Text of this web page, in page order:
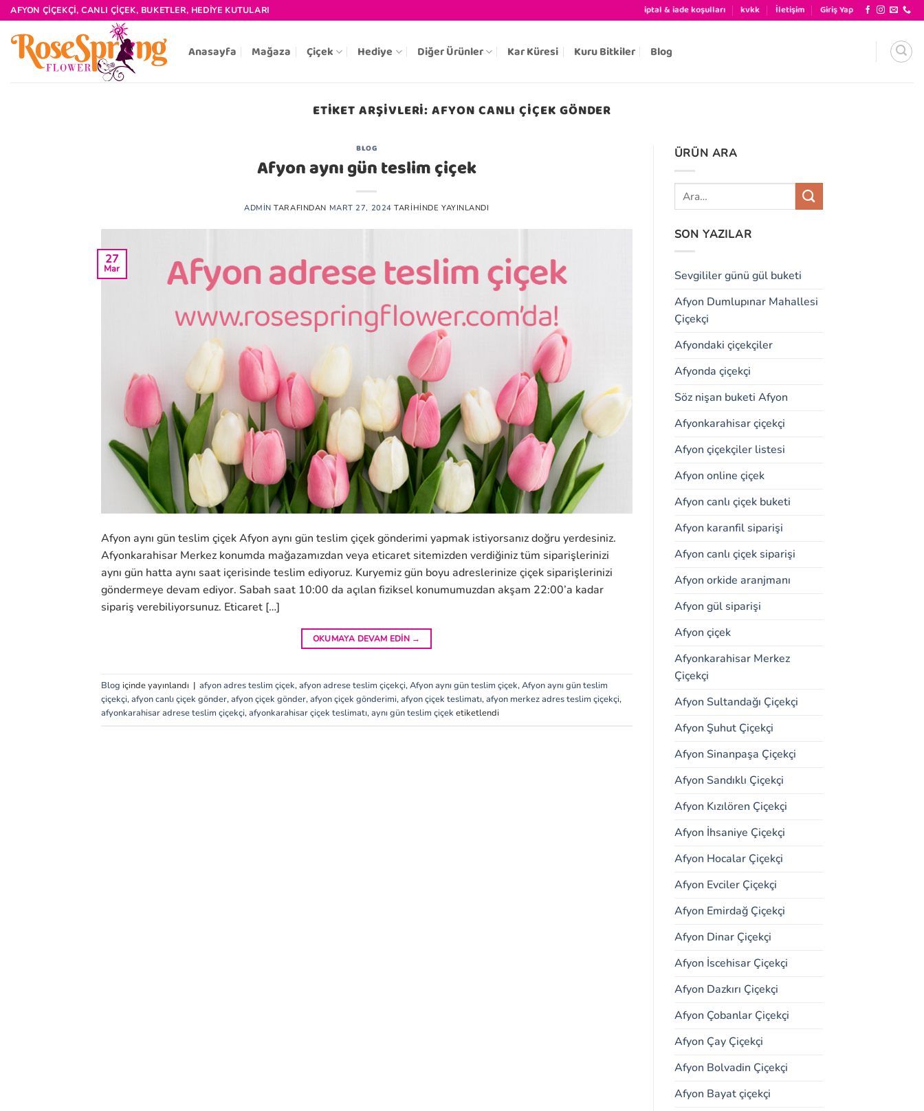
İçeriğe
atla
AFYON ÇIÇEKÇI, CANLI ÇIÇEK, BUKETLER, HEDIYE KUTULARI iptal & iade koşulları kvkk İletişim Giriş Yap
Anasayfa Mağaza Çiçek Hediye Diğer Ürünler Kar Küresi Kuru Bitkiler Blog
ETIKET ARŞIVLERI:AFYON CANLI ÇIÇEK GÖNDER
BLOG
Afyon aynı gün teslim çiçek
ADMIN TARAFINDAN MART 27, 2024 TARIHINDE YAYINLANDI
27
Mar
Afyon aynı gün teslim çiçek Afyon aynı gün teslim çiçek gönderimi yapmak istiyorsanız doğru yerdesiniz.
Afyonkarahisar Merkez konumda mağazamızdan veya eticaret sitemizden verdiğiniz tüm siparişlerinizi
aynı gün hatta aynı saat içerisinde teslim ediyoruz. Kuryemiz gün boyu adreslerinize çiçek siparişlerinizi
göndermeye devam ediyor. Sabah saat 10:00 da açılan fiziksel konumumuzdan akşam 22:00’a kadar
sipariş verebiliyorsunuz. Eticaret […]
OKUMAYA DEVAM EDIN →
Blog içinde yayınlandı | afyon adres teslim çiçek,afyon adrese teslim çiçekçi,Afyon aynı gün teslim çiçek,Afyon aynı gün teslim
çiçekçi,afyon canlı çiçek gönder,afyon çiçek gönder,afyon çiçek gönderimi,afyon çiçek teslimatı,afyon merkez adres teslim çiçekçi,
afyonkarahisar adrese teslim çiçekçi,afyonkarahisar çiçek teslimatı,aynı gün teslim çiçek etiketlendi
ÜRÜN ARA
SON YAZILAR
Sevgililer günü gül buketi
Afyon Dumlupınar Mahallesi
Çiçekçi
Afyondaki çiçekçiler
Afyonda çiçekçi
Söz nişan buketi Afyon
Afyonkarahisar çiçekçi
Afyon çiçekçiler listesi
Afyon online çiçek
Afyon canlı çiçek buketi
Afyon karanfil siparişi
Afyon canlı çiçek siparişi
Afyon orkide aranjmanı
Afyon gül siparişi
Afyon çiçek
Afyonkarahisar Merkez
Çiçekçi
Afyon Sultandağı Çiçekçi
Afyon Şuhut Çiçekçi
Afyon Sinanpaşa Çiçekçi
Afyon Sandıklı Çiçekçi
Afyon Kızılören Çiçekçi
Afyon İhsaniye Çiçekçi
Afyon Hocalar Çiçekçi
Afyon Evciler Çiçekçi
Afyon Emirdağ Çiçekçi
Afyon Dinar Çiçekçi
Afyon İscehisar Çiçekçi
Afyon Dazkırı Çiçekçi
Afyon Çobanlar Çiçekçi
Afyon Çay Çiçekçi
Afyon Bolvadin Çiçekçi
Afyon Bayat çiçekçi